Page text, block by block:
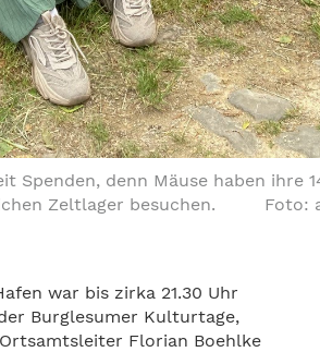
Spenden, denn Mäuse haben ihre
Zeltlager besuchen. Foto:
war bis zirka 21.30 Uhr
Burglesumer Kulturtage,
Florian Boehlke